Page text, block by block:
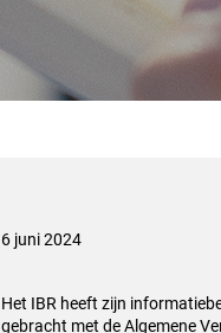
6 juni 2024
Het IBR heeft zijn
gebracht met de Algemene